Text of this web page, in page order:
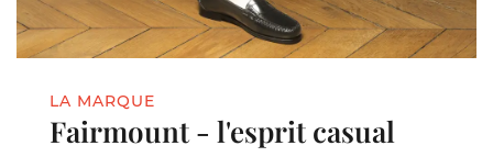
LA MARQUE
Fairmount - l'esprit casual